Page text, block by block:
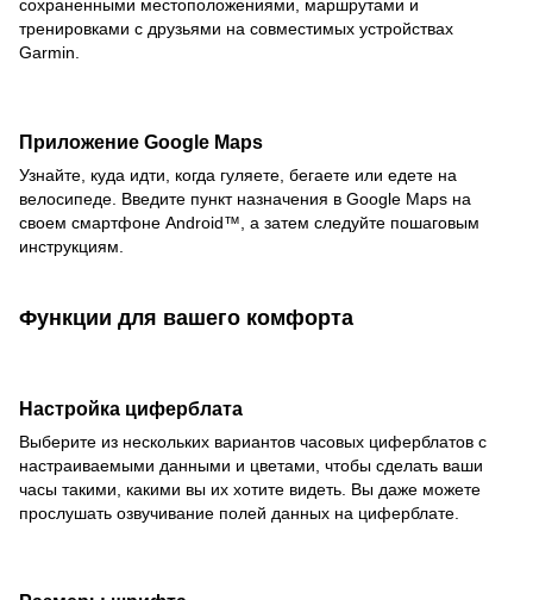
сохраненными местоположениями, маршрутами и
тренировками с друзьями на совместимых устройствах
Garmin.
Приложение Google Maps
Узнайте, куда идти, когда гуляете, бегаете или едете на
велосипеде. Введите пункт назначения в Google Maps на
своем смартфоне Android™, а затем следуйте пошаговым
инструкциям.
Функции для вашего комфорта
Настройка циферблата
Выберите из нескольких вариантов часовых циферблатов с
настраиваемыми данными и цветами, чтобы сделать ваши
часы такими, какими вы их хотите видеть. Вы даже можете
прослушать озвучивание полей данных на циферблате.